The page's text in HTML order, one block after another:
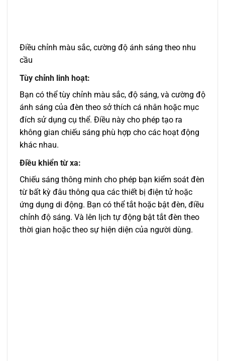
Điều chỉnh màu sắc, cường độ ánh sáng theo nhu
cầu
Tùy chỉnh linh hoạt:
Bạn có thể tùy chỉnh màu sắc, độ sáng, và cường độ
ánh sáng của đèn theo sở thích cá nhân hoặc mục
đích sử dụng cụ thể. Điều này cho phép tạo ra
không gian chiếu sáng phù hợp cho các hoạt động
khác nhau.
Điều khiển từ xa:
Chiếu sáng thông minh cho phép bạn kiểm soát đèn
từ bất kỳ đâu thông qua các thiết bị điện tử hoặc
ứng dụng di động. Bạn có thể tắt hoặc bật đèn, điều
chỉnh độ sáng. Và lên lịch tự động bật tắt đèn theo
thời gian hoặc theo sự hiện diện của người dùng.